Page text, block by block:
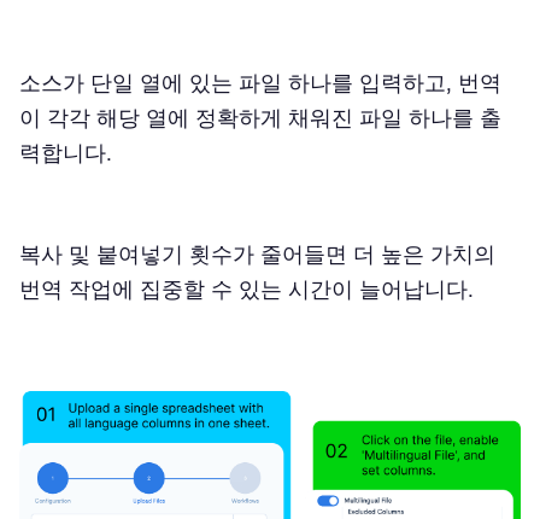
소스가 단일 열에 있는 파일 하나를 입력하고, 번역
이 각각 해당 열에 정확하게 채워진 파일 하나를 출
력합니다.
복사 및 붙여넣기 횟수가 줄어들면 더 높은 가치의
번역 작업에 집중할 수 있는 시간이 늘어납니다.